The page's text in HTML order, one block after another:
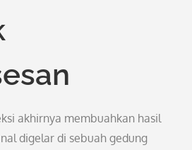
akhirnya membuahkan hasil
digelar di sebuah gedung